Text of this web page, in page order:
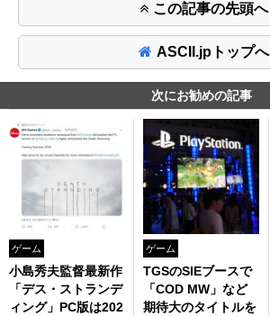
この記事の先頭へ
ASCII.jpトップへ
次にお勧めの記事
ゲーム
小島秀夫監督最新作
「デス・ストランデ
ィング」PC版は202
ゲーム
TGSのSIEブースで
「COD MW」など
期待大のタイトルを